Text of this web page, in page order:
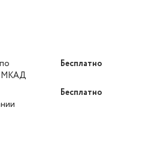
МКАД
Бесплатно
Бесплатно